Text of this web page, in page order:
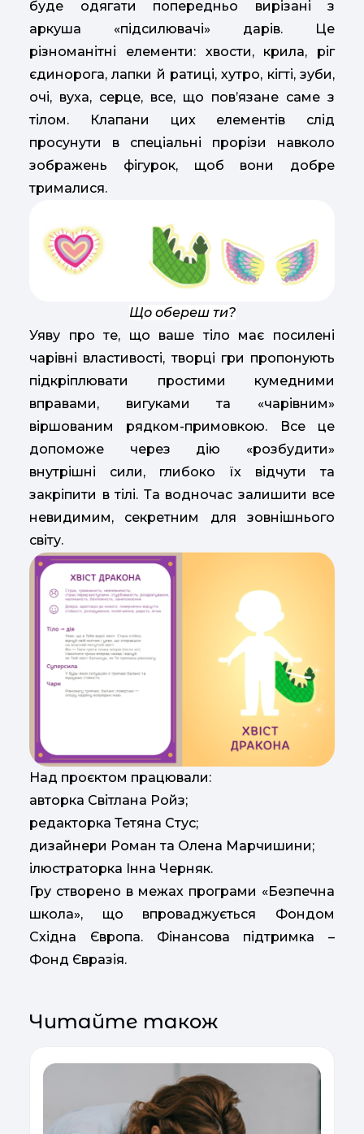
буде одягати попередньо вирізані з
аркуша «підсилювачі» дарів. Це
різноманітні елементи: хвости, крила, ріг
єдинорога, лапки й ратиці, хутро, кігті, зуби,
очі, вуха, серце, все, що пов’язане саме з
тілом. Клапани цих елементів слід
просунути в спеціальні прорізи навколо
зображень фігурок, щоб вони добре
трималися.
Що обереш ти?
Уяву про те, що ваше тіло має посилені
чарівні властивості, творці гри пропонують
підкріплювати простими кумедними
вправами, вигуками та «чарівним»
віршованим рядком-примовкою. Все це
допоможе через дію «розбудити»
внутрішні сили, глибоко їх відчути та
закріпити в тілі. Та водночас залишити все
невидимим, секретним для зовнішнього
світу.
Над проєктом працювали:
авторка Світлана Ройз;
редакторка Тетяна Стус;
дизайнери Роман та Олена Марчишини;
ілюстраторка Інна Черняк.
Гру створено в межах програми «Безпечна
школа», що впроваджується Фондом
Східна Європа. Фінансова підтримка –
Фонд Євразія.
Читайте також